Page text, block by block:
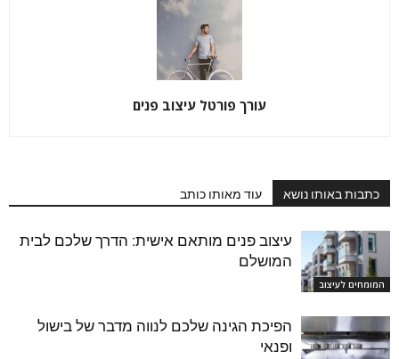
עורך פורטל עיצוב פנים
כתבות באותו נושא עוד מאותו כותב
המומחים לעיצוב
עיצוב פנים מותאם אישית: הדרך שלכם לבית
המושלם
הפיכת הגינה שלכם לנווה מדבר של בישול
ופנאי